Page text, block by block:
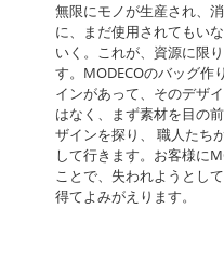
無限にモノが生産され、
に、まだ使用されてもい
いく。これが、資源に限
す。MODECOのバッグ作
インがあって、そのデザ
はなく、まず素材を目の
ザインを探り、 職人たち
して行きます。お客様に
ことで、失われようとし
得てよみがえります。